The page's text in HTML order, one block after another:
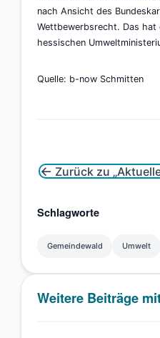
nach Ansicht des
Wettbewerbsrecht. Das hat
hessischen
Quelle: b-now Schmitten
← Zurück zu
Schlagworte
Gemeindewald Umwelt
Weitere Beiträge